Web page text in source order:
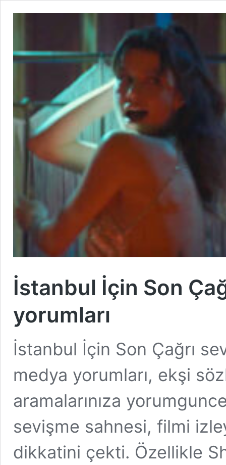
İstanbul İçin Son
yorumları
İstanbul İçin Son Çağrı
medya yorumları, ekşi
aramalarınıza
sevişme sahnesi, filmi
dikkatini çekti. Özellikle